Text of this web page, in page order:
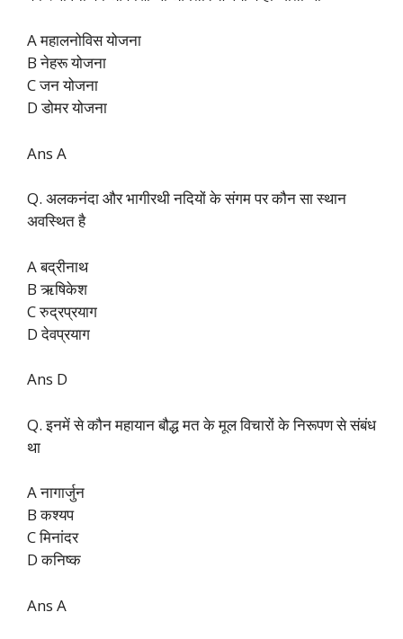
A महालनोविस योजना
B नेहरू योजना
C जन योजना
D डोमर योजना
Ans A
Q. अलकनंदा और भागीरथी नदियों के संगम पर कौन सा स्थान
अवस्थित है
A बद्रीनाथ
B ऋषिकेश
C रुद्रप्रयाग
D देवप्रयाग
Ans D
Q. इनमें से कौन महायान बौद्ध मत के मूल विचारों के निरूपण से संबंध
था
A नागार्जुन
B कश्यप
C मिनांदर
D कनिष्क
Ans A